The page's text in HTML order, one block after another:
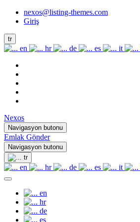
nexos@listing-themes.com
Giriş
tr
en hr de es it
Nexos
Navigasyon butonu
Emlak Gönder
Navigasyon butonu
tr
en hr de es it
en
hr
de
es